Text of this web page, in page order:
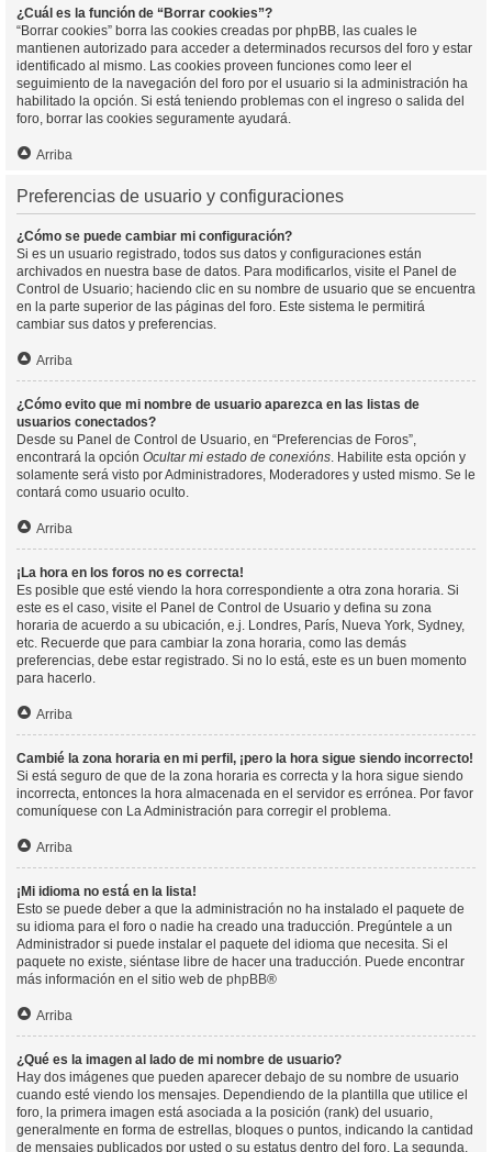
¿Cuál es la función de “Borrar cookies”?
“Borrar cookies” borra las cookies creadas por phpBB, las cuales le
mantienen autorizado para acceder a determinados recursos del foro y estar
identificado al mismo. Las cookies proveen funciones como leer el
seguimiento de la navegación del foro por el usuario si la administración ha
habilitado la opción. Si está teniendo problemas con el ingreso o salida del
foro, borrar las cookies seguramente ayudará.
Arriba
Preferencias de usuario y configuraciones
¿Cómo se puede cambiar mi configuración?
Si es un usuario registrado, todos sus datos y configuraciones están
archivados en nuestra base de datos. Para modificarlos, visite el Panel de
Control de Usuario; haciendo clic en su nombre de usuario que se encuentra
en la parte superior de las páginas del foro. Este sistema le permitirá
cambiar sus datos y preferencias.
Arriba
¿Cómo evito que mi nombre de usuario aparezca en las listas de
usuarios conectados?
Desde su Panel de Control de Usuario, en “Preferencias de Foros”,
encontrará la opción Ocultar mi estado de conexións. Habilite esta opción y
solamente será visto por Administradores, Moderadores y usted mismo. Se le
contará como usuario oculto.
Arriba
¡La hora en los foros no es correcta!
Es posible que esté viendo la hora correspondiente a otra zona horaria. Si
este es el caso, visite el Panel de Control de Usuario y defina su zona
horaria de acuerdo a su ubicación, e.j. Londres, París, Nueva York, Sydney,
etc. Recuerde que para cambiar la zona horaria, como las demás
preferencias, debe estar registrado. Si no lo está, este es un buen momento
para hacerlo.
Arriba
Cambié la zona horaria en mi perfil, ¡pero la hora sigue siendo incorrecto!
Si está seguro de que de la zona horaria es correcta y la hora sigue siendo
incorrecta, entonces la hora almacenada en el servidor es errónea. Por favor
comuníquese con La Administración para corregir el problema.
Arriba
¡Mi idioma no está en la lista!
Esto se puede deber a que la administración no ha instalado el paquete de
su idioma para el foro o nadie ha creado una traducción. Pregúntele a un
Administrador si puede instalar el paquete del idioma que necesita. Si el
paquete no existe, siéntase libre de hacer una traducción. Puede encontrar
más información en el sitio web de phpBB®
Arriba
¿Qué es la imagen al lado de mi nombre de usuario?
Hay dos imágenes que pueden aparecer debajo de su nombre de usuario
cuando esté viendo los mensajes. Dependiendo de la plantilla que utilice el
foro, la primera imagen está asociada a la posición (rank) del usuario,
generalmente en forma de estrellas, bloques o puntos, indicando la cantidad
de mensajes publicados por usted o su estatus dentro del foro. La segunda,